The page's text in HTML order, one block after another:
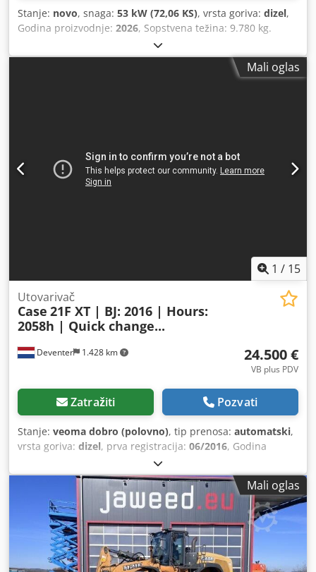
Stanje: novo, snaga: 53 kW (72,06 KS), vrsta goriva: dizel,
Godina proizvodnje: 2026, Sopstvena težina: 9.780 kg.
Dodpfx Aozrrw Aog Nskr Za više informacija, obratite se
odeljenju prodaje kompanije KEY-TEC.
Mali oglas
1 / 15
Deventer 1.428 km
Utovarivač
Case 21F XT | BJ: 2016 | Hours:
2058h | Quick change...
24.500 €
VB plus PDV
Zatražiti Pozvati
Stanje: veoma dobro (polovno), tip prenosa: automatski,
vrsta goriva: dizel, prva registracija: 06/2016, Godina
, radni sati:2.058 h
Dodatne opcije i pribor = - Zatvorena kabina - Radio/CD
plejer = Napomene = CASE 21F XT utovarivač iz 2016.
godine sa samo 2.058 radnih sati. Ovaj kompaktan i snažan
utovarivač je iz Nemačke i u odličnom je stanju, dobro
održavan. Mašina je odmah spremna za upotrebu i idealna
je za zemljane radove, poljoprivredu, reciklažu,
popločavanje i radove u dvorištu. Mašina je opremljena
Mali oglas